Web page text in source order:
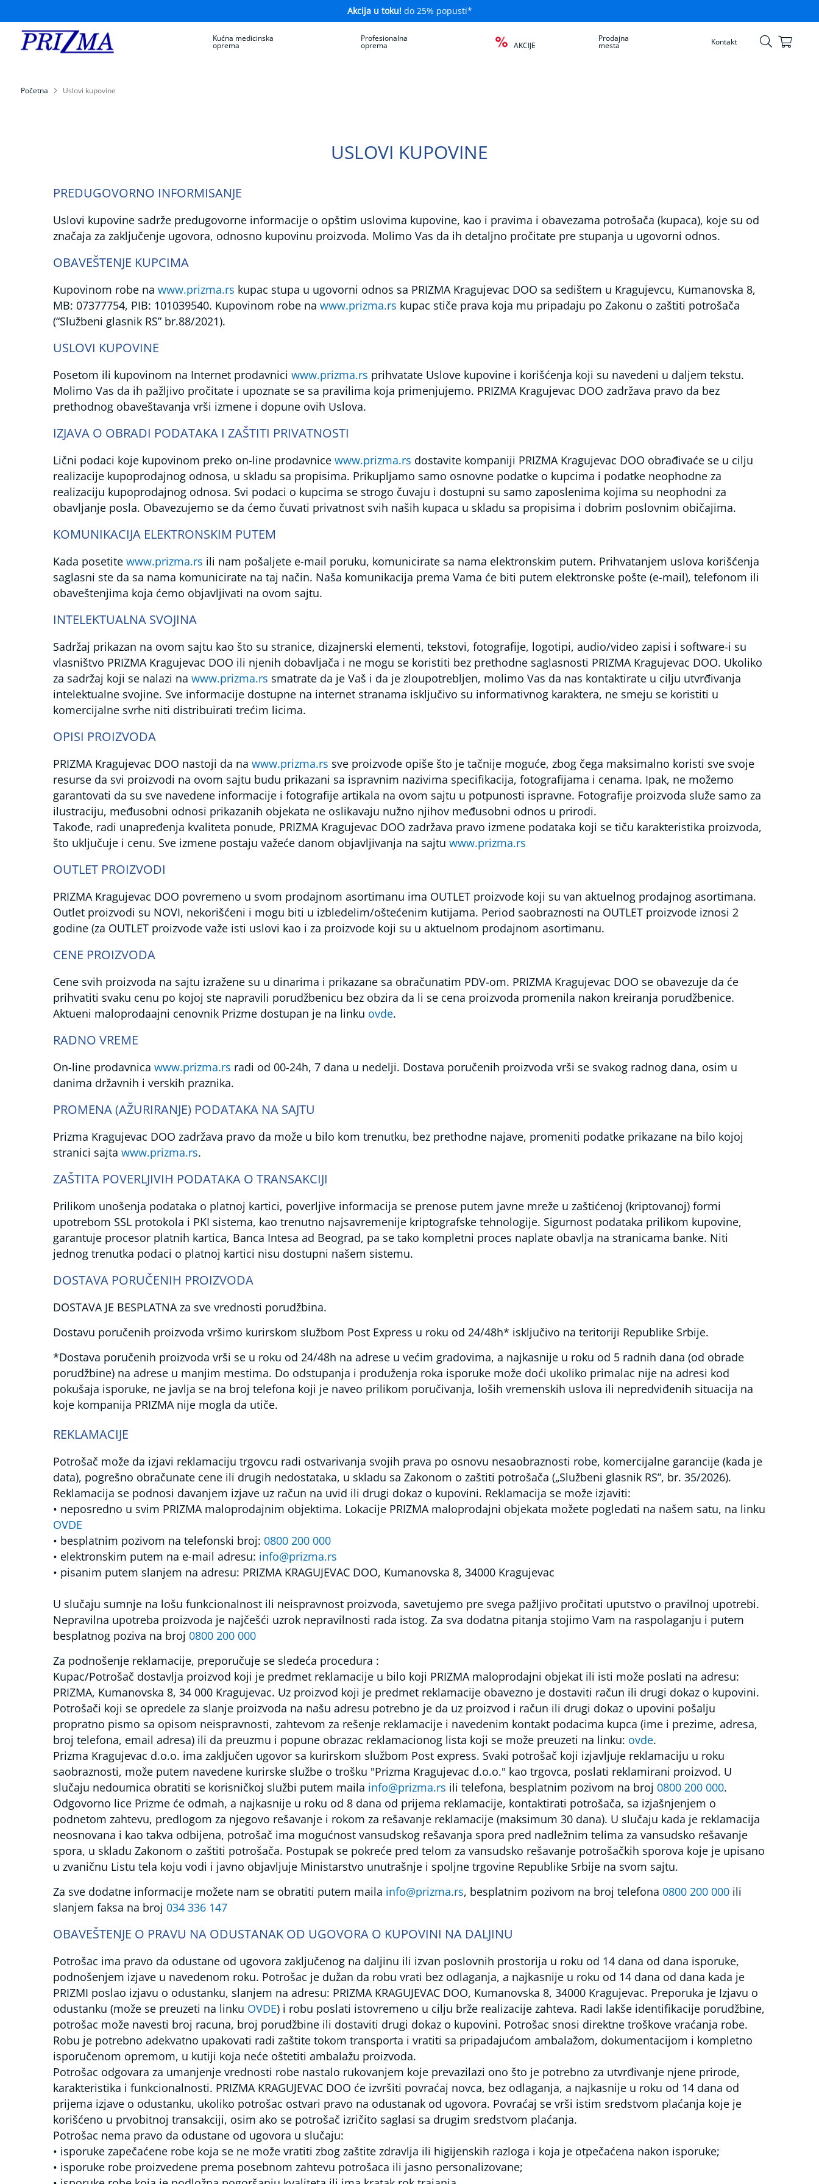
Akcija u toku! do 25% popusti*
Kućna
za
Nazalni
temperatura
Elektrostimulatori
(elektro-
masažeri
Oralni
tuševi
sonična
oksimetri,
Koncentrator
Dodatna
oprema/rezervni
oprema
oprema
Veterinarska
oprema
Wellness/Spa
proizvodi
proizvodi
Prodajna
Kontakt
Kućna medicinska
oprema
Profesionalna
oprema AKCIJE
Prodajna
mesta Kontakt
Skip
Korpa
Početna Uslovi kupovine
USLOVI KUPOVINE
PREDUGOVORNO INFORMISANJE
Uslovi kupovine sadrže predugovorne informacije o opštim uslovima kupovine, kao i pravima i obavezama potrošača (kupaca), koje su od
značaja za zaključenje ugovora, odnosno kupovinu proizvoda. Molimo Vas da ih detaljno pročitate pre stupanja u ugovorni odnos.
OBAVEŠTENJE KUPCIMA
Kupovinom robe nawww.prizma.rs kupac stupa u ugovorni odnos sa PRIZMA Kragujevac DOO sa sedištem u Kragujevcu, Kumanovska 8,
MB: 07377754, PIB: 101039540. Kupovinom robe nawww.prizma.rs kupac stiče prava koja mu pripadaju po Zakonu o zaštiti potrošača
(“Službeni glasnik RS” br.88/2021).
USLOVI KUPOVINE
Posetom ili kupovinom na Internet prodavniciwww.prizma.rs prihvatate Uslove kupovine i korišćenja koji su navedeni u daljem tekstu.
Molimo Vas da ih pažljivo pročitate i upoznate se sa pravilima koja primenjujemo. PRIZMA Kragujevac DOO zadržava pravo da bez
prethodnog obaveštavanja vrši izmene i dopune ovih Uslova.
IZJAVA O OBRADI PODATAKA I ZAŠTITI PRIVATNOSTI
Lični podaci koje kupovinom preko on-line prodavnicewww.prizma.rs dostavite kompaniji PRIZMA Kragujevac DOO obrađivaće se u cilju
realizacije kupoprodajnog odnosa, u skladu sa propisima. Prikupljamo samo osnovne podatke o kupcima i podatke neophodne za
realizaciju kupoprodajnog odnosa. Svi podaci o kupcima se strogo čuvaju i dostupni su samo zaposlenima kojima su neophodni za
obavljanje posla. Obavezujemo se da ćemo čuvati privatnost svih naših kupaca u skladu sa propisima i dobrim poslovnim običajima.
KOMUNIKACIJA ELEKTRONSKIM PUTEM
Kada posetitewww.prizma.rs ili nam pošaljete e-mail poruku, komunicirate sa nama elektronskim putem. Prihvatanjem uslova korišćenja
saglasni ste da sa nama komunicirate na taj način. Naša komunikacija prema Vama će biti putem elektronske pošte (e-mail), telefonom ili
obaveštenjima koja ćemo objavljivati na ovom sajtu.
INTELEKTUALNA SVOJINA
Sadržaj prikazan na ovom sajtu kao što su stranice, dizajnerski elementi, tekstovi, fotografije, logotipi, audio/video zapisi i software-i su
vlasništvo PRIZMA Kragujevac DOO ili njenih dobavljača i ne mogu se koristiti bez prethodne saglasnosti PRIZMA Kragujevac DOO. Ukoliko
za sadržaj koji se nalazi nawww.prizma.rs smatrate da je Vaš i da je zloupotrebljen, molimo Vas da nas kontaktirate u cilju utvrđivanja
intelektualne svojine. Sve informacije dostupne na internet stranama isključivo su informativnog karaktera, ne smeju se koristiti u
komercijalne svrhe niti distribuirati trećim licima.
OPISI PROIZVODA
PRIZMA Kragujevac DOO nastoji da nawww.prizma.rs sve proizvode opiše što je tačnije moguće, zbog čega maksimalno koristi sve svoje
resurse da svi proizvodi na ovom sajtu budu prikazani sa ispravnim nazivima specifikacija, fotografijama i cenama. Ipak, ne možemo
garantovati da su sve navedene informacije i fotografije artikala na ovom sajtu u potpunosti ispravne. Fotografije proizvoda služe samo za
ilustraciju, međusobni odnosi prikazanih objekata ne oslikavaju nužno njihov međusobni odnos u prirodi.
Takođe, radi unapređenja kvaliteta ponude, PRIZMA Kragujevac DOO zadržava pravo izmene podataka koji se tiču karakteristika proizvoda,
što uključuje i cenu. Sve izmene postaju važeće danom objavljivanja na sajtuwww.prizma.rs
OUTLET PROIZVODI
PRIZMA Kragujevac DOO povremeno u svom prodajnom asortimanu ima OUTLET proizvode koji su van aktuelnog prodajnog asortimana.
Outlet proizvodi su NOVI, nekorišćeni i mogu biti u izbledelim/oštećenim kutijama. Period saobraznosti na OUTLET proizvode iznosi 2
godine (za OUTLET proizvode važe isti uslovi kao i za proizvode koji su u aktuelnom prodajnom asortimanu.
CENE PROIZVODA
Cene svih proizvoda na sajtu izražene su u dinarima i prikazane sa obračunatim PDV-om. PRIZMA Kragujevac DOO se obavezuje da će
prihvatiti svaku cenu po kojoj ste napravili porudžbenicu bez obzira da li se cena proizvoda promenila nakon kreiranja porudžbenice.
Aktueni maloprodaajni cenovnik Prizme dostupan je na linku ovde.
RADNO VREME
On-line prodavnicawww.prizma.rs radi od 00-24h, 7 dana u nedelji. Dostava poručenih proizvoda vrši se svakog radnog dana, osim u
danima državnih i verskih praznika.
PROMENA (AŽURIRANJE) PODATAKA NA SAJTU
Prizma Kragujevac DOO zadržava pravo da može u bilo kom trenutku, bez prethodne najave, promeniti podatke prikazane na bilo kojoj
stranici sajtawww.prizma.rs.
ZAŠTITA POVERLJIVIH PODATAKA O TRANSAKCIJI
Prilikom unošenja podataka o platnoj kartici, poverljive informacija se prenose putem javne mreže u zaštićenoj (kriptovanoj) formi
upotrebom SSL protokola i PKI sistema, kao trenutno najsavremenije kriptografske tehnologije. Sigurnost podataka prilikom kupovine,
garantuje procesor platnih kartica, Banca Intesa ad Beograd, pa se tako kompletni proces naplate obavlja na stranicama banke. Niti
jednog trenutka podaci o platnoj kartici nisu dostupni našem sistemu.
DOSTAVA PORUČENIH PROIZVODA
DOSTAVA JE BESPLATNA za sve vrednosti porudžbina.
Dostavu poručenih proizvoda vršimo kurirskom službom Post Express u roku od 24/48h* isključivo na teritoriji Republike Srbije.
*Dostava poručenih proizvoda vrši se u roku od 24/48h na adrese u većim gradovima, a najkasnije u roku od 5 radnih dana (od obrade
porudžbine) na adrese u manjim mestima. Do odstupanja i produženja roka isporuke može doći ukoliko primalac nije na adresi kod
pokušaja isporuke, ne javlja se na broj telefona koji je naveo prilikom poručivanja, loših vremenskih uslova ili nepredviđenih situacija na
koje kompanija PRIZMA nije mogla da utiče.
REKLAMACIJE
Potrošač može da izjavi reklamaciju trgovcu radi ostvarivanja svojih prava po osnovu nesaobraznosti robe, komercijalne garancije (kada je
data), pogrešno obračunate cene ili drugih nedostataka, u skladu sa Zakonom o zaštiti potrošača („Službeni glasnik RS”, br. 35/2026).
Reklamacija se podnosi davanjem izjave uz račun na uvid ili drugi dokaz o kupovini. Reklamacija se može izjaviti:
• neposredno u svim PRIZMA maloprodajnim objektima. Lokacije PRIZMA maloprodajni objekata možete pogledati na našem satu, na linku
OVDE
• besplatnim pozivom na telefonski broj: 0800 200 000
• elektronskim putem na e-mail adresu: info@prizma.rs
• pisanim putem slanjem na adresu: PRIZMA KRAGUJEVAC DOO, Kumanovska 8, 34000 Kragujevac
U slučaju sumnje na lošu funkcionalnost ili neispravnost proizvoda, savetujemo pre svega pažljivo pročitati uputstvo o pravilnoj upotrebi.
Nepravilna upotreba proizvoda je najčešći uzrok nepravilnosti rada istog. Za sva dodatna pitanja stojimo Vam na raspolaganju i putem
besplatnog poziva na broj 0800 200 000
Za podnošenje reklamacije, preporučuje se sledeća procedura :
Kupac/Potrošač dostavlja proizvod koji je predmet reklamacije u bilo koji PRIZMA maloprodajni objekat ili isti može poslati na adresu:
PRIZMA, Kumanovska 8, 34 000 Kragujevac. Uz proizvod koji je predmet reklamacije obavezno je dostaviti račun ili drugi dokaz o kupovini.
Potrošači koji se opredele za slanje proizvoda na našu adresu potrebno je da uz proizvod i račun ili drugi dokaz o upovini pošalju
propratno pismo sa opisom neispravnosti, zahtevom za rešenje reklamacije i navedenim kontakt podacima kupca (ime i prezime, adresa,
broj telefona, email adresa) ili da preuzmu i popune obrazac reklamacionog lista koji se može preuzeti na linku: ovde.
Prizma Kragujevac d.o.o. ima zaključen ugovor sa kurirskom službom Post express. Svaki potrošač koji izjavljuje reklamaciju u roku
saobraznosti, može putem navedene kurirske službe o trošku "Prizma Kragujevac d.o.o." kao trgovca, poslati reklamirani proizvod. U
slučaju nedoumica obratiti se korisničkoj službi putem maila info@prizma.rs ili telefona, besplatnim pozivom na broj 0800 200 000.
Odgovorno lice Prizme će odmah, a najkasnije u roku od 8 dana od prijema reklamacije, kontaktirati potrošača, sa izjašnjenjem o
podnetom zahtevu, predlogom za njegovo rešavanje i rokom za rešavanje reklamacije (maksimum 30 dana). U slučaju kada je reklamacija
neosnovana i kao takva odbijena, potrošač ima mogućnost vansudskog rešavanja spora pred nadležnim telima za vansudsko rešavanje
spora, u skladu Zakonom o zaštiti potrošača. Postupak se pokreće pred telom za vansudsko rešavanje potrošačkih sporova koje je upisano
u zvaničnu Listu tela koju vodi i javno objavljuje Ministarstvo unutrašnje i spoljne trgovine Republike Srbije na svom sajtu.
Za sve dodatne informacije možete nam se obratiti putem maila info@prizma.rs, besplatnim pozivom na broj telefona 0800 200 000 ili
slanjem faksa na broj 034 336 147
OBAVEŠTENJE O PRAVU NA ODUSTANAK OD UGOVORA O KUPOVINI NA DALJINU
Potrošac ima pravo da odustane od ugovora zaključenog na daljinu ili izvan poslovnih prostorija u roku od 14 dana od dana isporuke,
podnošenjem izjave u navedenom roku. Potrošac je dužan da robu vrati bez odlaganja, a najkasnije u roku od 14 dana od dana kada je
PRIZMI poslao izjavu o odustanku, slanjem na adresu: PRIZMA KRAGUJEVAC DOO, Kumanovska 8, 34000 Kragujevac. Preporuka je Izjavu o
odustanku (može se preuzeti na linku OVDE) i robu poslati istovremeno u cilju brže realizacije zahteva. Radi lakše identifikacije porudžbine,
potrošac može navesti broj racuna, broj porudžbine ili dostaviti drugi dokaz o kupovini. Potrošac snosi direktne troškove vraćanja robe.
Robu je potrebno adekvatno upakovati radi zaštite tokom transporta i vratiti sa pripadajućom ambalažom, dokumentacijom i kompletno
isporučenom opremom, u kutiji koja neće oštetiti ambalažu proizvoda.
Potrošac odgovara za umanjenje vrednosti robe nastalo rukovanjem koje prevazilazi ono što je potrebno za utvrđivanje njene prirode,
karakteristika i funkcionalnosti. PRIZMA KRAGUJEVAC DOO će izvršiti povraćaj novca, bez odlaganja, a najkasnije u roku od 14 dana od
prijema izjave o odustanku, ukoliko potrošac ostvari pravo na odustanak od ugovora. Povraćaj se vrši istim sredstvom plaćanja koje je
korišćeno u prvobitnoj transakciji, osim ako se potrošač izričito saglasi sa drugim sredstvom plaćanja.
Potrošac nema pravo da odustane od ugovora u slučaju:
• isporuke zapečaćene robe koja se ne može vratiti zbog zaštite zdravlja ili higijenskih razloga i koja je otpečaćena nakon isporuke;
• isporuke robe proizvedene prema posebnom zahtevu potrošaca ili jasno personalizovane;